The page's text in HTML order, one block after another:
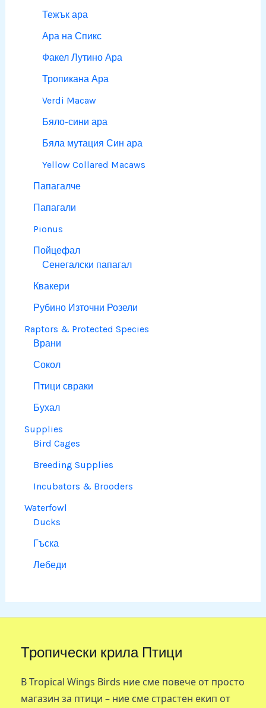
Тежък ара
Ара на Спикс
Факел Лутино Ара
Тропикана Ара
Verdi Macaw
Бяло-сини ара
Бяла мутация Син ара
Yellow Collared Macaws
Папагалче
Папагали
Pionus
Пойцефал
Сенегалски папагал
Квакери
Рубино Източни Розели
Raptors & Protected Species
Врани
Сокол
Птици свраки
Бухал
Supplies
Bird Cages
Breeding Supplies
Incubators & Brooders
Waterfowl
Ducks
Гъска
Лебеди
Тропически крила Птици
В Tropical Wings Birds ние сме повече от просто
магазин за птици – ние сме страстен екип от